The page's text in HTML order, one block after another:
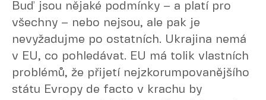
Buď jsou nějaké podmínky – a platí pro
všechny – nebo nejsou, ale pak je
nevyžadujme po ostatních. Ukrajina nemá
v EU, co pohledávat. EU má tolik vlastních
problémů, že přijetí nejzkorumpovanějšího
státu Evropy de facto v krachu by